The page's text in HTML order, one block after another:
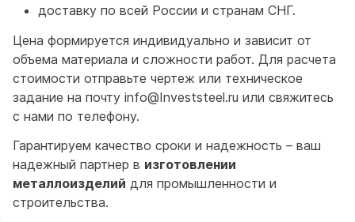
доставку по всей России и странам СНГ.
Цена формируется индивидуально и зависит от
объема материала и сложности работ. Для расчета
стоимости отправьте чертеж или техническое
задание на почту info@Investsteel.ru или свяжитесь
с нами по телефону.
Гарантируем качество сроки и надежность – ваш
надежный партнер в изготовлении
металлоизделий для промышленности и
строительства.